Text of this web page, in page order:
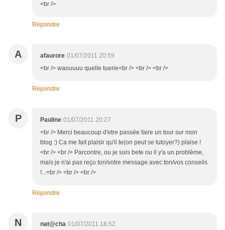
<br />
Répondre
A afaurore 01/07/2011 20:59
<br /> waouuuu quelle tuerie<br /> <br /> <br />
Répondre
P Pauline 01/07/2011 20:27
<br /> Merci beaucoup d'etre passée faire un tour sur mon
blog :) Ca me fait plaisir qu'il te(on peut se tutoyer?) plaise !
<br /> <br /> Parcontre, ou je suis bete ou il y'a un problème,
mais je n'ai pas reçu ton/votre message avec ton/vos conseils
!...<br /> <br /> <br />
Répondre
N nat@cha 01/07/2011 18:52